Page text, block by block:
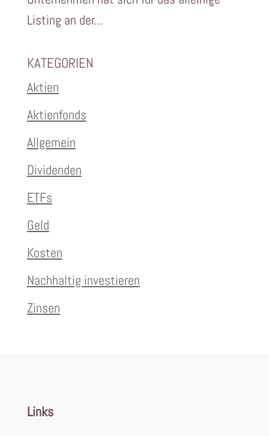
Listing an der...
KATEGORIEN
Aktien
Aktienfonds
Allgemein
Dividenden
ETFs
Geld
Kosten
Nachhaltig investieren
Zinsen
Links